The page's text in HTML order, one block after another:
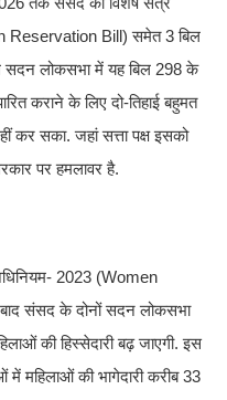
Reservation Bill) समेत 3 बिल
सदन लोकसभा में यह बिल 298 के
कराने के लिए दो-तिहाई बहुमत
कर सका. जहां सत्ता पक्ष इसको
पर हमलावर है.
2023 (Women
संसद के दोनों सदन लोकसभा
की हिस्सेदारी बढ़ जाएगी. इस
महिलाओं की भागेदारी करीब 33